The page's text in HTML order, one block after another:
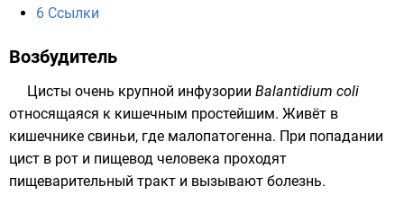
6 Ссылки
Возбудитель
Цисты очень крупной инфузории Balantidium coli
относящаяся к кишечным простейшим. Живёт в
кишечнике свиньи, где малопатогенна. При попадании
цист в рот и пищевод человека проходят
пищеварительный тракт и вызывают болезнь.